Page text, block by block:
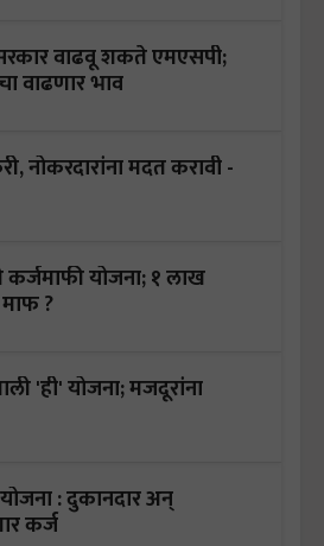
वाढणार भाव
नोकरदारांना मदत करावी -
योजना; १ लाख
?
योजना; मजदूरांना
अन्
कर्ज